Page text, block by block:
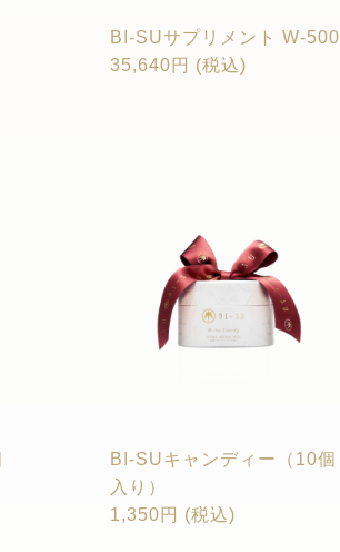
BI-SUサプリメント W-500
35,640円 (税込)
BI-SUキャンディー（10個
入り）
1,350円 (税込)